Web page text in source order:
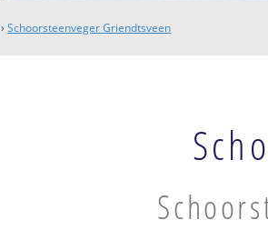
›Schoorsteenveger Griendtsveen